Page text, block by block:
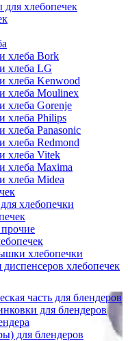
хлебопечек
хлеба Bork
хлеба LG
хлеба Kenwood
хлеба Moulinex
хлеба Gorenje
хлеба Philips
Panasonic
Redmond
хлеба Vitek
хлеба Maxima
хлеба Midea
хлебопечки
прочие
хлебопечки
хлебопечек
часть для блендеров
для блендеров
для блендеров